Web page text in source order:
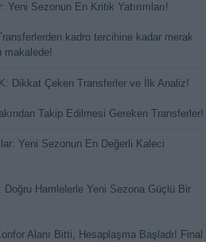
Sezonun En Kritik Yatırımları!
kadro tercihine kadar merak
makalede!
Dikkat Çeken Transferler ve İlk Analiz!
Takip Edilmesi Gereken Transferler!
Yeni Sezonun En Değerli Kaleci
Hamlelerle Yeni Sezona Güçlü Bir
Alanı Bitti, Hesaplaşma Başladı! Final